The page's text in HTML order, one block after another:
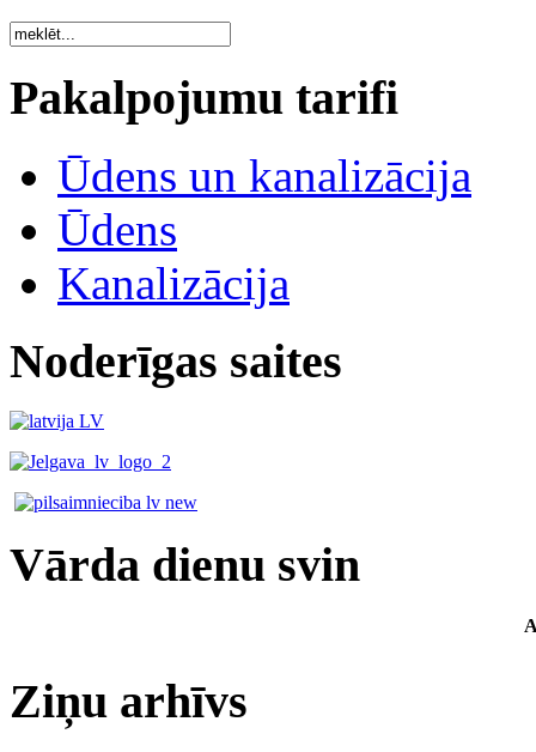
Pakalpojumu tarifi
Ūdens un kanalizācija
Ūdens
Kanalizācija
Noderīgas saites
Vārda dienu svin
Ziņu arhīvs